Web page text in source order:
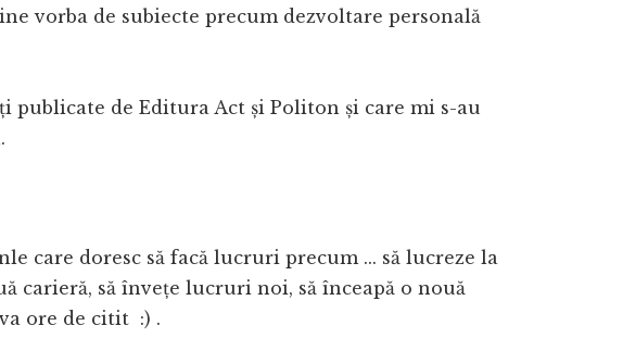
vorba de subiecte precum dezvoltare personală
de Editura Act și Politon și care mi s-au
care doresc să facă lucruri precum ... să lucreze la
carieră, să învețe lucruri noi, să înceapă o nouă
ore de citit :) .